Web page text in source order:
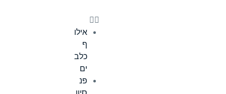
אילו
ף
כלב
ים
פנ